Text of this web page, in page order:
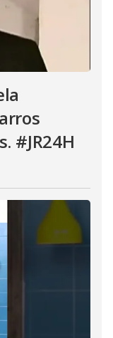
#JR24H